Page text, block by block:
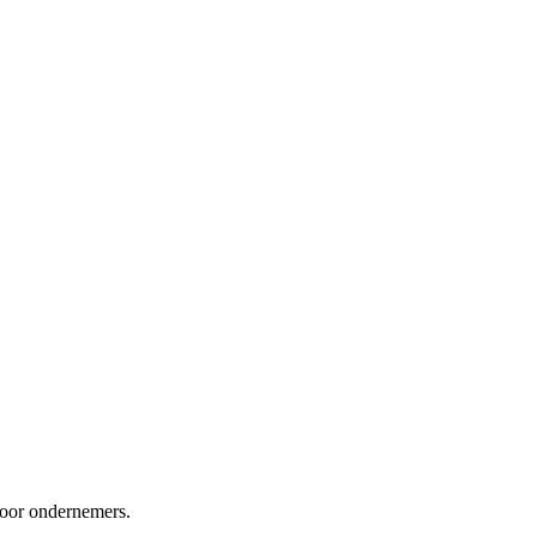
ondernemers.